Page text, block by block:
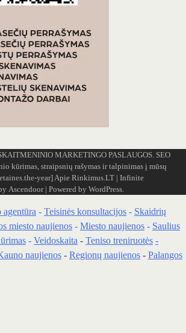
MARKETINGO PASLAUGOS. SEO
kūrimas, straipsnių rašymas ir talpinimas į mūsų
year]Apie Rinkimus.LT| Infinite
Ascendoor| Powered by WordPress.
- Teisinės konsultacijos - Skaidrių
miesto naujienos - Miesto naujienos - Saulius
- Veidoskaita - Teniso treniruotės -
naujienos - Regionų naujienos - Palangos